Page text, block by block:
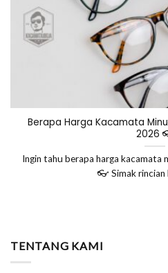
Berapa Harga Kacamata
2026
Ingin tahu berapa harga kacamata
👓 Simak rincian
TENTANG KAMI